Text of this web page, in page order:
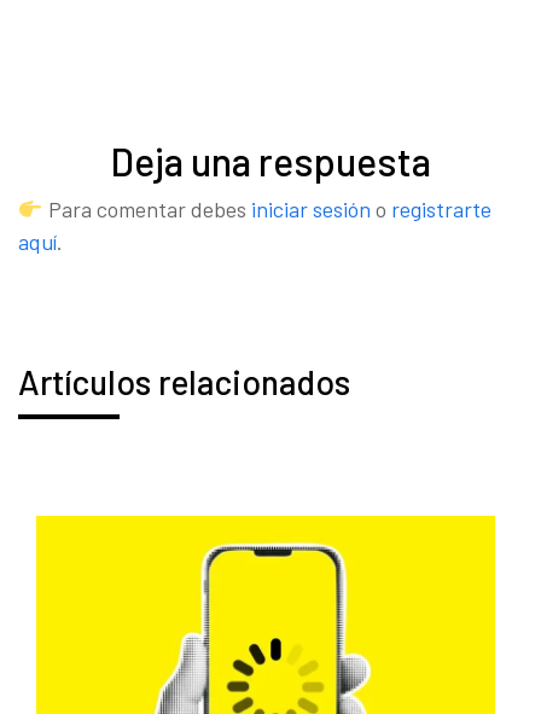
Deja una respuesta
Para comentar debes iniciar sesión o registrarte
aquí.
Artículos relacionados